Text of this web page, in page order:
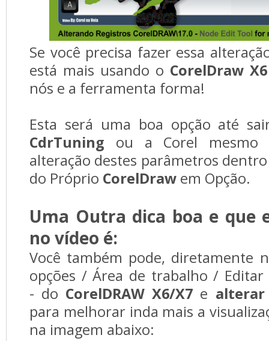
Se você precisa fazer essa
está mais usando o CorelDraw X6
nós e a ferramenta forma!
Esta será uma boa opção até
CdrTuning ou a Corel mesmo
alteração destes parâmetros
do Próprio CorelDraw em Opção.
Uma Outra dica boa e que
no vídeo é:
Você também pode, diretamente
opções / Área de trabalho /
- do CorelDRAW X6/X7 e
para melhorar inda mais a
na imagem abaixo: